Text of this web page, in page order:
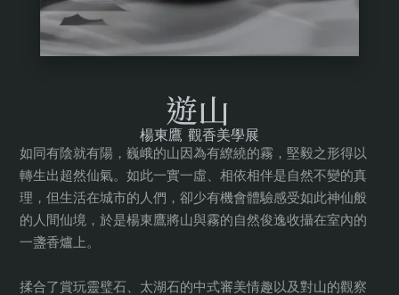
遊山
楊東鷹 觀香美學展
如同有陰就有陽，巍峨的山因為有繚繞的霧，堅毅之形得以
轉生出超然仙氣。如此一實一虛、相依相伴是自然不變的真
理，但生活在城市的人們，卻少有機會體驗感受如此神仙般
的人間仙境，於是楊東鷹將山與霧的自然俊逸收攝在室內的
一盞香爐上。
揉合了賞玩靈璧石、太湖石的中式審美情趣以及對山的觀察